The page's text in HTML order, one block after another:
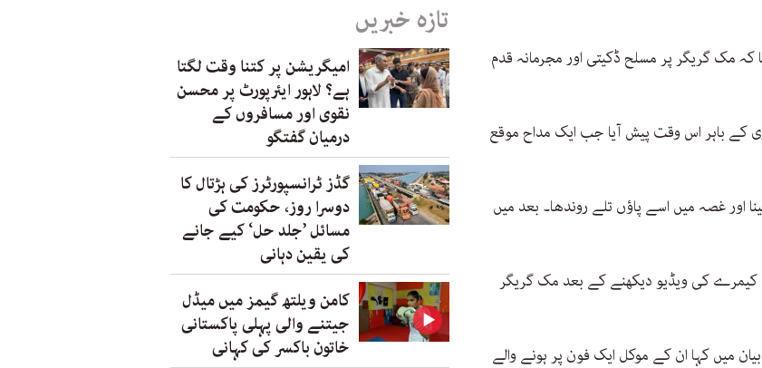
کہ مک گریگر پر مسلح ڈکیتی اور مجرمانہ قدم
کے باہر اس وقت پیش آیا جب ایک مداح موقع
غصہ میں اسے پاؤں تلے روندھا۔ بعد میں
کیمرے کی ویڈیو دیکھنے کے بعد مک گریگر
میں کہا ان کے موکل ایک فون پر ہونے والے
تازہ خبریں
امیگریشن پر کتنا وقت لگتا
ہے؟ لاہور ایئرپورٹ پر محسن
نقوی اور مسافروں کے
درمیان گفتگو
گڈز ٹرانسپورٹرز کی ہڑتال کا
دوسرا روز، حکومت کی
مسائل ’جلد حل‘ کیے جانے
کی یقین دہانی
کامن ویلتھ گیمز میں میڈل
جیتنے والی پہلی پاکستانی
خاتون باکسر کی کہانی